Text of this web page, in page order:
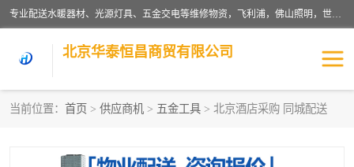
专业配送水暖器材、光源灯具、五金交电等维修物资，飞利浦，佛山照明，世达，博世，九牧，特陶等各产品涉及国内外知名品牌。公司专注与物业、学校、酒店、工厂等单位合作，提供一站式配送服务，降低客户综合成本。依托电子商务改变传统模式，以专业的团队为客户提供24H物资配送到达，货到月结、统一开票，便捷退换等服务，提高了企业的运营效率。
北京华泰恒昌商贸有限公司
当前位置： 首页 > 供应商机 > 五金工具 > 北京酒店采购 同城配送